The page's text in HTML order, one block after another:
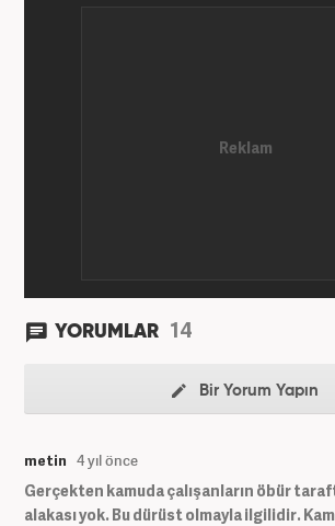
YORUMLAR 14
Bir Yorum Yapın
metin 4 yıl önce
Gerçekten kamuda çalışanların öbür
alakası yok. Bu dürüst olmayla ilgilidir.